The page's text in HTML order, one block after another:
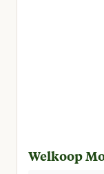
Welkoop